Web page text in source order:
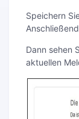
Speichern
Dann sehen
aktuellen